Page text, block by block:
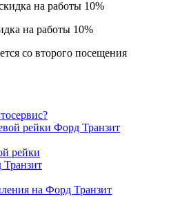
на работы 10%
со второго посещения
рейки
на Форд Транзит